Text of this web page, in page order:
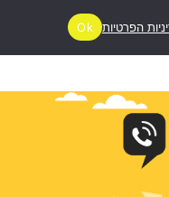
הפרטיות Ok